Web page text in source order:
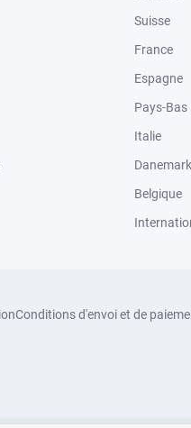
Suisse
France
Espagne
Pays-Bas
Italie
Danemark
Belgique
Conditions d'envoi et de